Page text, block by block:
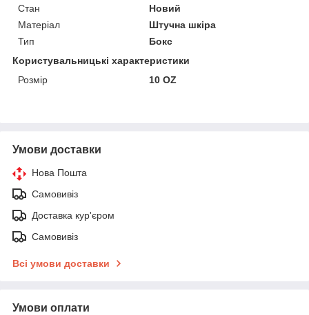
Стан
Новий
Матеріал
Штучна шкіра
Тип
Бокс
Користувальницькі характеристики
Розмір
10 OZ
Умови доставки
Нова Пошта
Самовивіз
Доставка кур'єром
Самовивіз
Всі умови доставки
Умови оплати